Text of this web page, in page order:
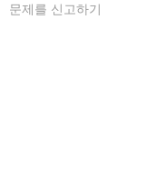
문제를 신고하기